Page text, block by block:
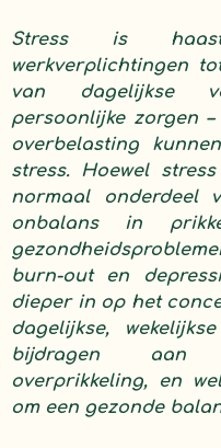
Stress is
werkverplichtingen
van dagelijkse
persoonlijke zorgen
overbelasting
stress. Hoewel
normaal onderdeel
onbalans in
burn-out en
dieper in op het
dagelijkse,
bijdragen aan
overprikkeling, en
om een gezonde